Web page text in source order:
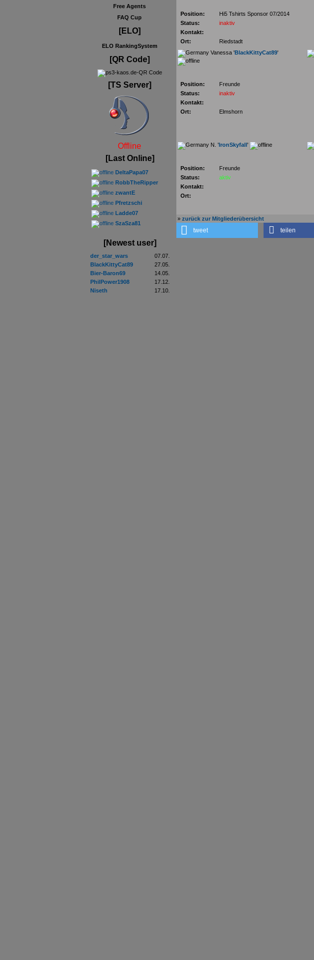
Free Agents
FAQ Cup
[ELO]
ELO RankingSystem
[QR Code]
[TS Server]
Offline
[Last Online]
DeltaPapa07
RobbTheRipper
zwantE
Pfretzschi
Ladde07
SzaSza81
[Newest user]
der_star_wars
07.07.
BlackKittyCat89
27.05.
Bier-Baron69
14.05.
PhilPower1908
17.12.
Niseth
17.10.
Position:
Hi5 Tshirts Sponsor 07/2014
Status:
inaktiv
Kontakt:
Ort:
Riedstadt
Vanessa 'BlackKittyCat89'
Position:
Freunde
Status:
inaktiv
Kontakt:
Ort:
Elmshorn
N. 'IronSkyfall'
Position:
Freunde
Status:
aktiv
Kontakt:
Ort:
» zurück zur Mitgliederübersicht
tweet teilen